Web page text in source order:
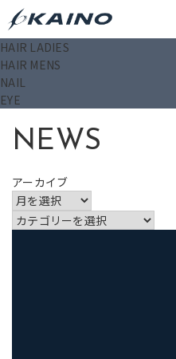
HAIR LADIES
HAIR MENS
NAIL
EYE
KAINO－カイノ－【公式サイト】
NEWS
アーカイブ
カ